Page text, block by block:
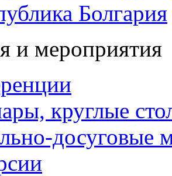
Болгария
и мероприятия
круглые
досуговые